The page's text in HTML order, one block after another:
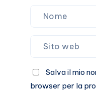
Salva il mio
browser per la